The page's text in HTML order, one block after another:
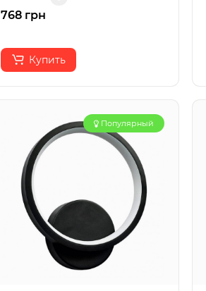
768 грн
Купить
Популярный